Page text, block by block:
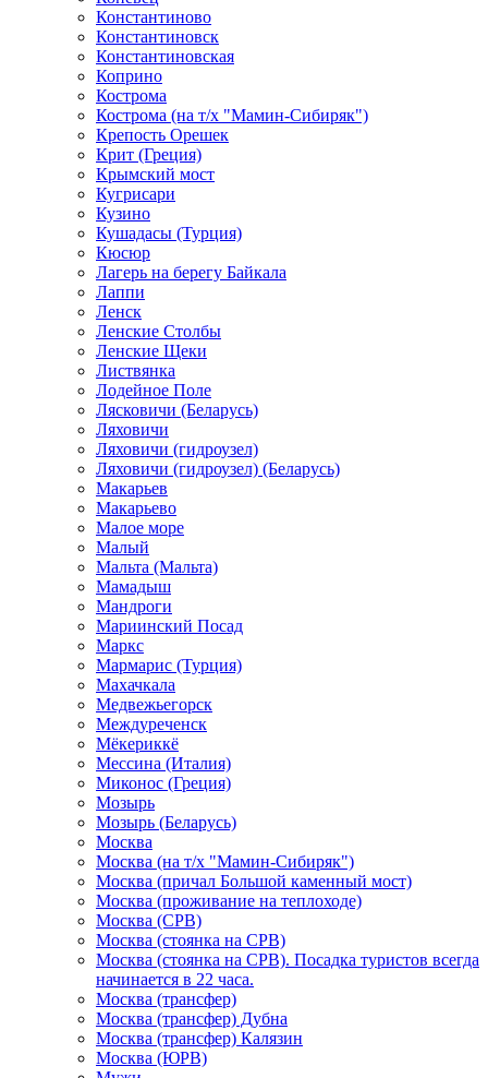
Константиново
Константиновск
Константиновская
Коприно
Кострома
Кострома (на т/х "Мамин-Сибиряк")
Крепость Орешек
Крит (Греция)
Крымский мост
Кугрисари
Кузино
Кушадасы (Турция)
Кюсюр
Лагерь на берегу Байкала
Лаппи
Ленск
Ленские Столбы
Ленские Щеки
Листвянка
Лодейное Поле
Лясковичи (Беларусь)
Ляховичи
Ляховичи (гидроузел)
Ляховичи (гидроузел) (Беларусь)
Макарьев
Макарьево
Малое море
Малый
Мальта (Мальта)
Мамадыш
Мандроги
Мариинский Посад
Маркс
Мармарис (Турция)
Махачкала
Медвежьегорск
Междуреченск
Мёкериккё
Мессина (Италия)
Миконос (Греция)
Мозырь
Мозырь (Беларусь)
Москва
Москва (на т/х "Мамин-Сибиряк")
Москва (причал Большой каменный мост)
Москва (проживание на теплоходе)
Москва (СРВ)
Москва (стоянка на СРВ)
Москва (стоянка на СРВ). Посадка туристов всегда
начинается в 22 часа.
Москва (трансфер)
Москва (трансфер) Дубна
Москва (трансфер) Калязин
Москва (ЮРВ)